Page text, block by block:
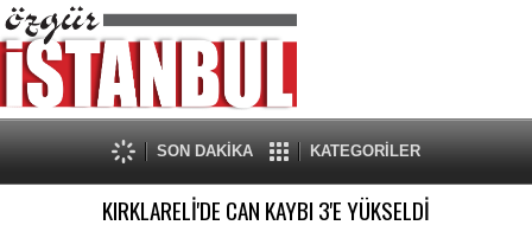
SON DAKİKA KATEGORİLER
KIRKLARELİ'DE CAN KAYBI 3'E YÜKSELDİ